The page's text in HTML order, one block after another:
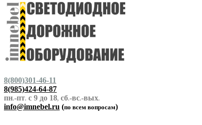
8(800)301-46-11
8(985)424-64-87
пн.-пт. с 9 до 18, сб.-вс.-вых.
info@imnebel.ru (по всем вопросам)